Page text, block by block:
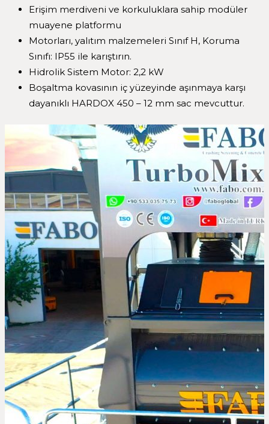
Erişim merdiveni ve korkuluklara sahip modüler
muayene platformu
Motorları, yalıtım malzemeleri Sınıf H, Koruma
Sınıfı: IP55 ile karıştırın.
Hidrolik Sistem Motor: 2,2 kW
Boşaltma kovasının iç yüzeyinde aşınmaya karşı
dayanıklı HARDOX 450 – 12 mm sac mevcuttur.